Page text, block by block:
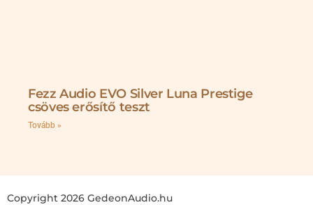
Fezz Audio EVO Silver Luna Prestige
csöves erősítő teszt
Tovább »
Copyright 2026 GedeonAudio.hu